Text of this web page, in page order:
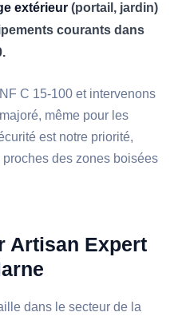
extérieur (portail, jardin)
courants dans
C 15-100 et intervenons
même pour les
est notre priorité,
des zones boisées
Artisan Expert
dans le secteur de la